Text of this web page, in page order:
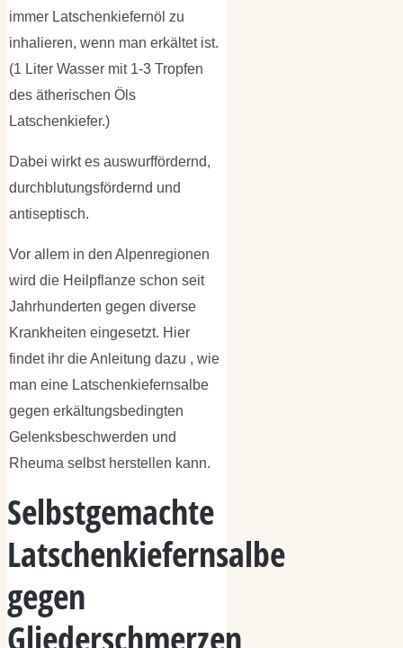
immer Latschenkiefernöl zu
inhalieren, wenn man erkältet ist.
(1 Liter Wasser mit 1-3 Tropfen
des ätherischen Öls
Latschenkiefer.)
Dabei wirkt es auswurffördernd,
durchblutungsfördernd und
antiseptisch.
Vor allem in den Alpenregionen
wird die Heilpflanze schon seit
Jahrhunderten gegen diverse
Krankheiten eingesetzt. Hier
findet ihr die Anleitung dazu , wie
man eine Latschenkiefernsalbe
gegen erkältungsbedingten
Gelenksbeschwerden und
Rheuma selbst herstellen kann.
Selbstgemachte
Latschenkiefernsalbe
gegen
Gliederschmerzen